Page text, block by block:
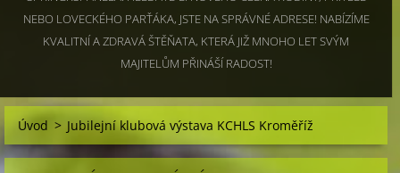
NEBO LOVECKÉHO PARŤÁKA, JSTE NA SPRÁVNÉ ADRESE! NABÍZÍME
KVALITNÍ A ZDRAVÁ ŠTĚŇATA, KTERÁ JIŽ MNOHO LET SVÝM
MAJITELŮM PŘINÁŠÍ RADOST!
Úvod > Jubilejní klubová výstava KCHLS Kroměříž